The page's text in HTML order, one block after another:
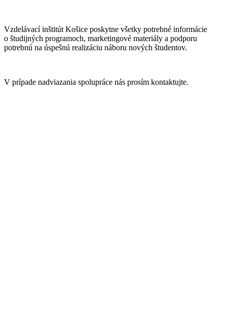
Vzdelávací inštitút Košice poskytne všetky potrebné informácie
o študijných programoch, marketingové materiály a podporu
potrebnú na úspešnú realizáciu náboru nových študentov.
V prípade nadviazania spolupráce nás prosím kontaktujte.